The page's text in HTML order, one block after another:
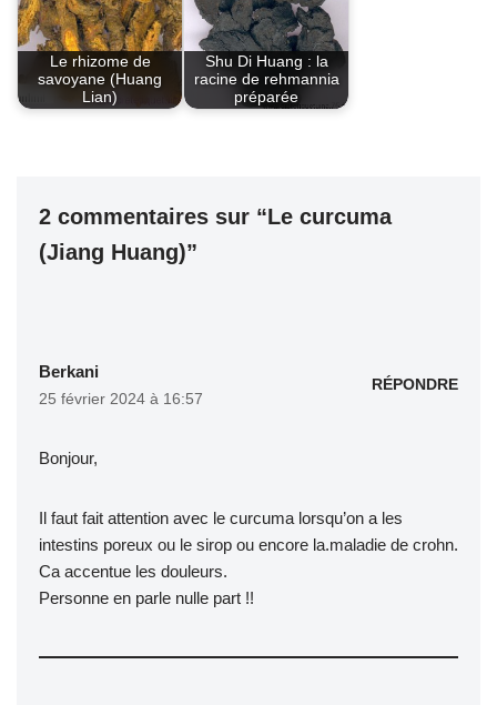
Le rhizome de
savoyane (Huang
Lian)
Shu Di Huang : la
racine de rehmannia
préparée
2 commentaires sur “Le curcuma
(Jiang Huang)”
Berkani
25 février 2024 à 16:57
RÉPONDRE
Bonjour,
Il faut fait attention avec le curcuma lorsqu’on a les
intestins poreux ou le sirop ou encore la.maladie de crohn.
Ca accentue les douleurs.
Personne en parle nulle part !!